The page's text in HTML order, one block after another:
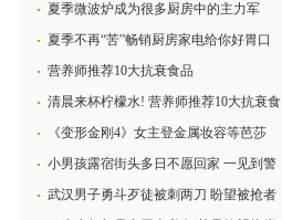
夏季微波炉成为很多厨房中的主力军
夏季不再“苦”畅销厨房家电给你好胃口
营养师推荐10大抗衰食品
清晨来杯柠檬水! 营养师推荐10大抗衰食
《变形金刚4》女主登金属妆容等芭莎
小男孩露宿街头多日不愿回家 一见到警
武汉男子勇斗歹徒被刺两刀 盼望被抢者